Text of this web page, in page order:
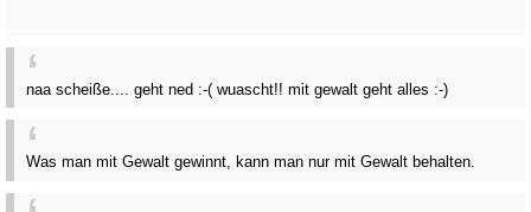
naa scheiße.... geht ned :-( wuascht!! mit gewalt geht alles :-)
Was man mit Gewalt gewinnt, kann man nur mit Gewalt behalten.